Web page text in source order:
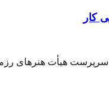
کار